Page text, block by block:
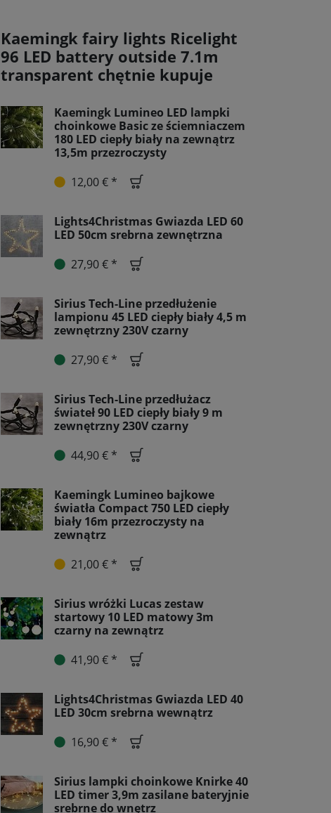
Kaemingk fairy lights Ricelight
96 LED battery outside 7.1m
transparent chętnie kupuje
Kaemingk Lumineo LED lampki
choinkowe Basic ze ściemniaczem
180 LED ciepły biały na zewnątrz
13,5m przezroczysty
12,00 € *
Lights4Christmas Gwiazda LED 60
LED 50cm srebrna zewnętrzna
27,90 € *
Sirius Tech-Line przedłużenie
lampionu 45 LED ciepły biały 4,5 m
zewnętrzny 230V czarny
27,90 € *
Sirius Tech-Line przedłużacz
świateł 90 LED ciepły biały 9 m
zewnętrzny 230V czarny
44,90 € *
Kaemingk Lumineo bajkowe
światła Compact 750 LED ciepły
biały 16m przezroczysty na
zewnątrz
21,00 € *
Sirius wróżki Lucas zestaw
startowy 10 LED matowy 3m
czarny na zewnątrz
41,90 € *
Lights4Christmas Gwiazda LED 40
LED 30cm srebrna wewnątrz
16,90 € *
Sirius lampki choinkowe Knirke 40
LED timer 3,9m zasilane bateryjnie
srebrne do wnętrz